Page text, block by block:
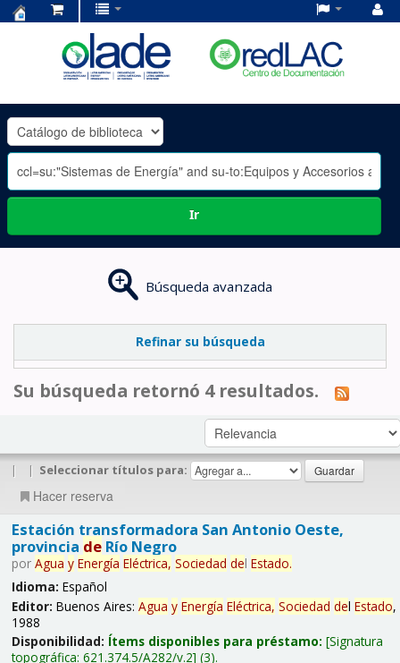
OLADE
-
Ir
Búsqueda avanzada
Refinar su búsqueda
Su búsqueda retornó 4 resultados.
| | Seleccionar títulos para:
Hacer reserva
Estación transformadora San Antonio Oeste,
provincia deRío Negro
por Agua y Energía Eléctrica, Sociedad del Estado.
Idioma: Español
Editor: Buenos Aires: Agua y Energía Eléctrica, Sociedad del Estado,
1988
Disponibilidad: Ítems disponibles para préstamo: Signatura
topográfica: 621.374.5/A282/v.2 (3).